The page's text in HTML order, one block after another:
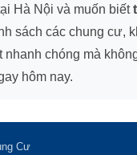
Hà Nội và muốn biết
sách các chung cư,
chóng mà
hôm nay.
Cư